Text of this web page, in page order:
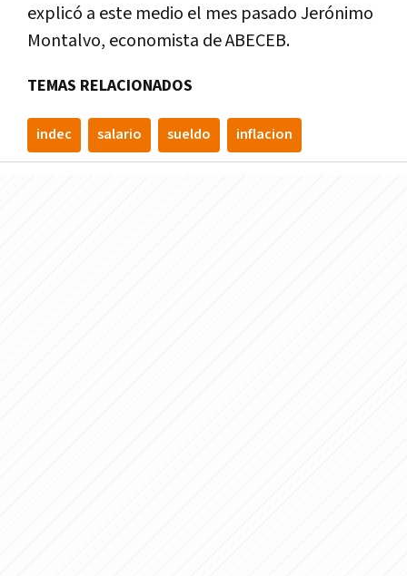
explicó a este medio el mes pasado Jerónimo
Montalvo, economista de ABECEB.
TEMAS RELACIONADOS
indec salario sueldo inflacion